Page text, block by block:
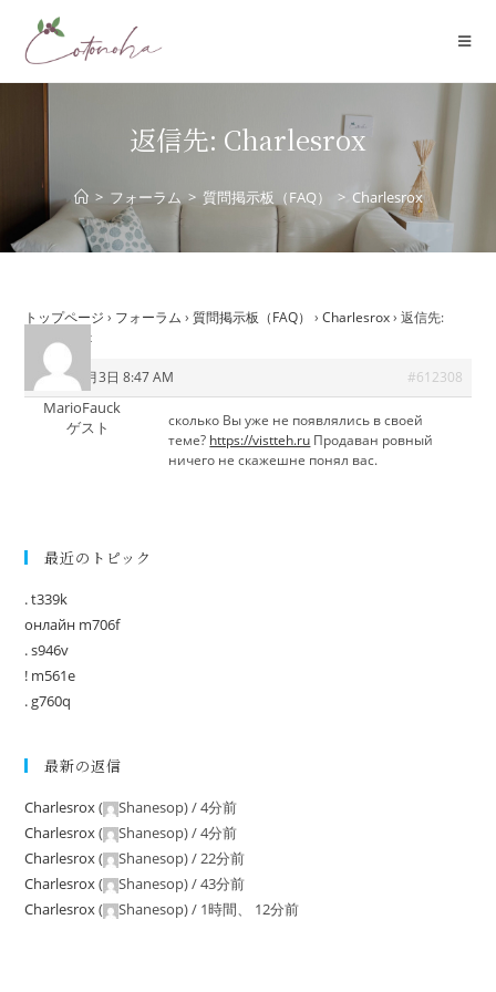
返信先: Charlesrox
> フォーラム > 質問掲示板（FAQ） > Charlesrox
トップページ › フォーラム › 質問掲示板（FAQ） › Charlesrox › 返信先:
Charlesrox
2026年6月3日 8:47 AM #612308
MarioFauck
ゲスト
сколько Вы уже не появлялись в своей
теме? https://vistteh.ru Продаван ровный
ничего не скажешне понял вас.
最近のトピック
. t339k
онлайн m706f
. s946v
! m561e
. g760q
最新の返信
Charlesrox( Shanesop) /4分前
Charlesrox( Shanesop) /4分前
Charlesrox( Shanesop) /22分前
Charlesrox( Shanesop) /43分前
Charlesrox( Shanesop) / 1時間、 12分前